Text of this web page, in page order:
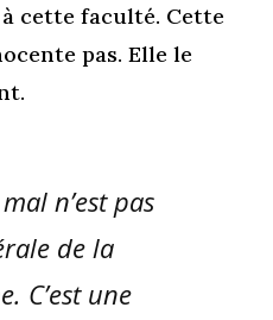
cette faculté. Cette
pas. Elle le
n’est pas
de la
C’est une